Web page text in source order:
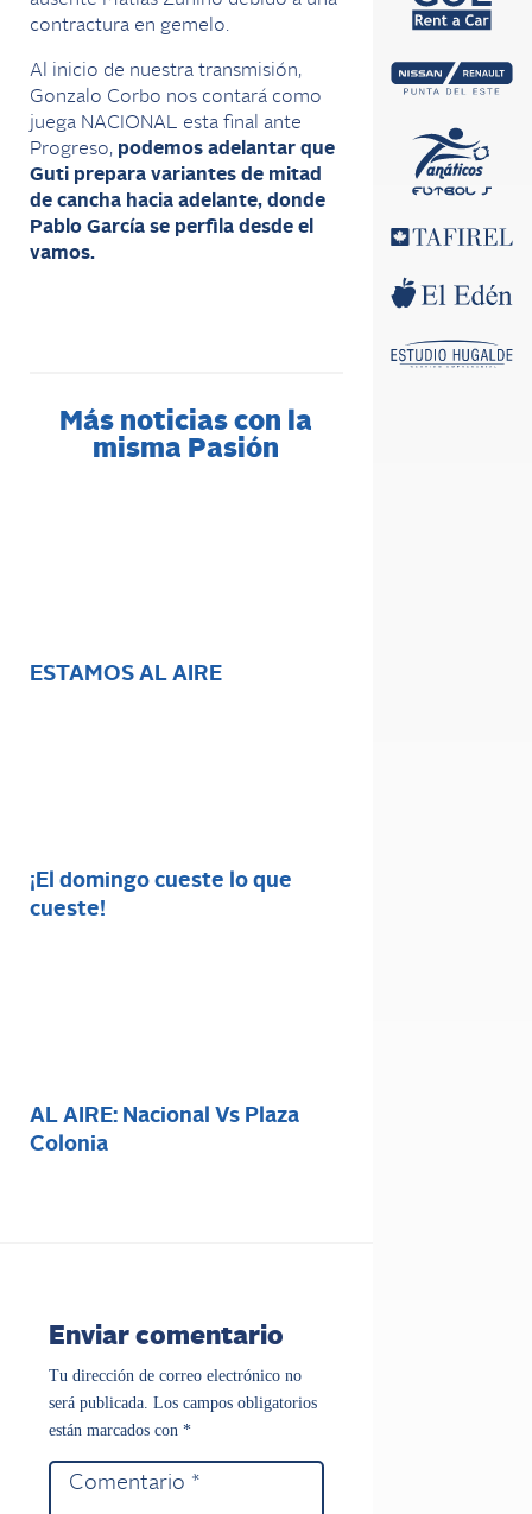
contractura en gemelo.
Al inicio de nuestra transmisión,
Gonzalo Corbo nos contará como
juega NACIONAL esta final ante
Progreso, podemos adelantar que
Guti prepara variantes de mitad
de cancha hacia adelante, donde
Pablo García se perfila desde el
vamos.
Más noticias con la
misma Pasión
ESTAMOS AL AIRE
¡El domingo cueste lo que
cueste!
AL AIRE: Nacional Vs Plaza
Colonia
Enviar comentario
Tu dirección de correo electrónico no
será publicada. Los campos obligatorios
están marcados con *